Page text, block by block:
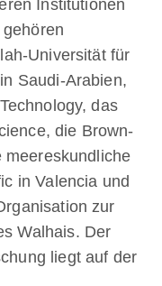
Institutionen
Universität für
Saudi-Arabien,
das
die Brown-
meereskundliche
in Valencia und
zur
Walhais. Der
liegt auf der